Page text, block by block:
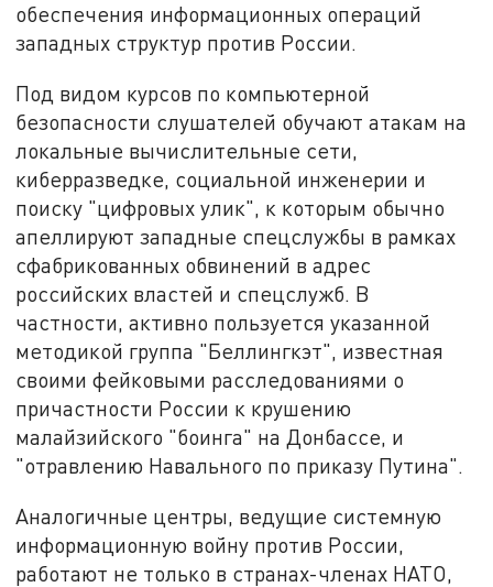
обеспечения информационных операций
западных структур против России.
Под видом курсов по компьютерной
безопасности слушателей обучают атакам на
локальные вычислительные сети,
киберразведке, социальной инженерии и
поиску "цифровых улик", к которым обычно
апеллируют западные спецслужбы в рамках
сфабрикованных обвинений в адрес
российских властей и спецслужб. В
частности, активно пользуется указанной
методикой группа "Беллингкэт", известная
своими фейковыми расследованиями о
причастности России к крушению
малайзийского "боинга" на Донбассе, и
"отравлению Навального по приказу Путина".
Аналогичные центры, ведущие системную
информационную войну против России,
работают не только в странах-членах НАТО,